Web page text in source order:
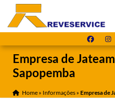
Empresa de
Sapopemba
Home » Informações »Empresa de